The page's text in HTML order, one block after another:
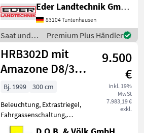
Räder 6.00-16 + 211937
Beleuchtung für die
Straßenfahrt + 208626 25
RoTeC-Schare für D9 3000 +
Eder Landtechnik GmbH
83104 Tuntenhausen
Saat und
Pflege /
Amazone
Premium Plus Händler
HRB302D mit
Amazone D8/30
Spezial
9.500
€
inkl. 19%
MwSt
7.983,19 €
exkl.
Bj. 1999
300 cm
Beleuchtung, Extrastriegel,
Fahrgassenschaltung,
Schleppschare Kuhn